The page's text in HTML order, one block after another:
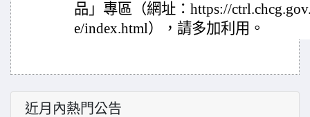
品」專區（網址：https://
e/index.html），請多加利用。
近月內熱門公告